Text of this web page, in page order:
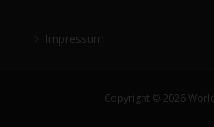
Impressum
Copyright © 2026